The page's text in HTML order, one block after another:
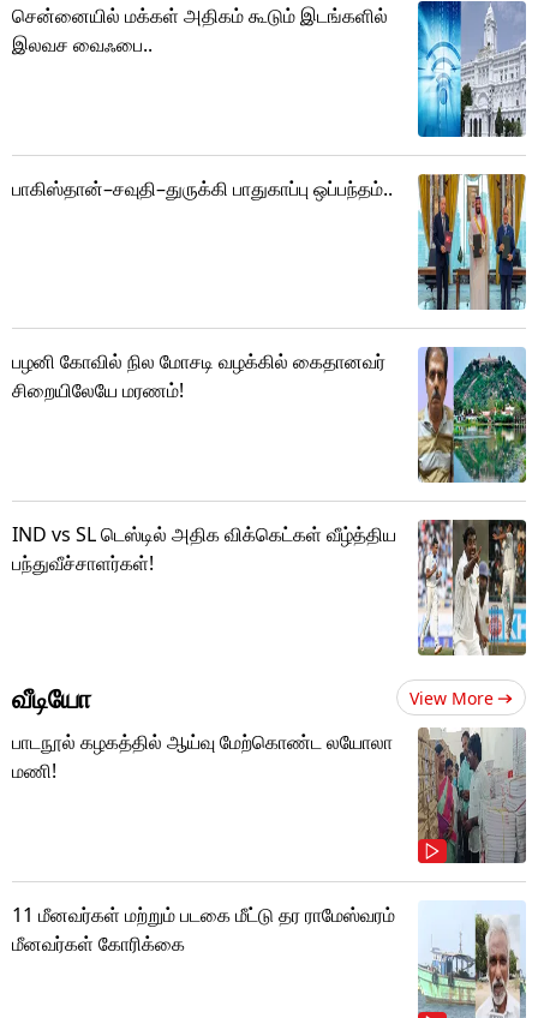
சென்னையில் மக்கள் அதிகம் கூடும் இடங்களில்
இலவச வைஃபை..
பாகிஸ்தான்–சவுதி–துருக்கி பாதுகாப்பு ஒப்பந்தம்..
பழனி கோவில் நில மோசடி வழக்கில் கைதானவர்
சிறையிலேயே மரணம்!
IND vs SL டெஸ்டில் அதிக விக்கெட்கள் வீழ்த்திய
பந்துவீச்சாளர்கள்!
வீடியோ View More
பாடநூல் கழகத்தில் ஆய்வு மேற்கொண்ட லயோலா
மணி!
11 மீனவர்கள் மற்றும் படகை மீட்டு தர ராமேஸ்வரம்
மீனவர்கள் கோரிக்கை